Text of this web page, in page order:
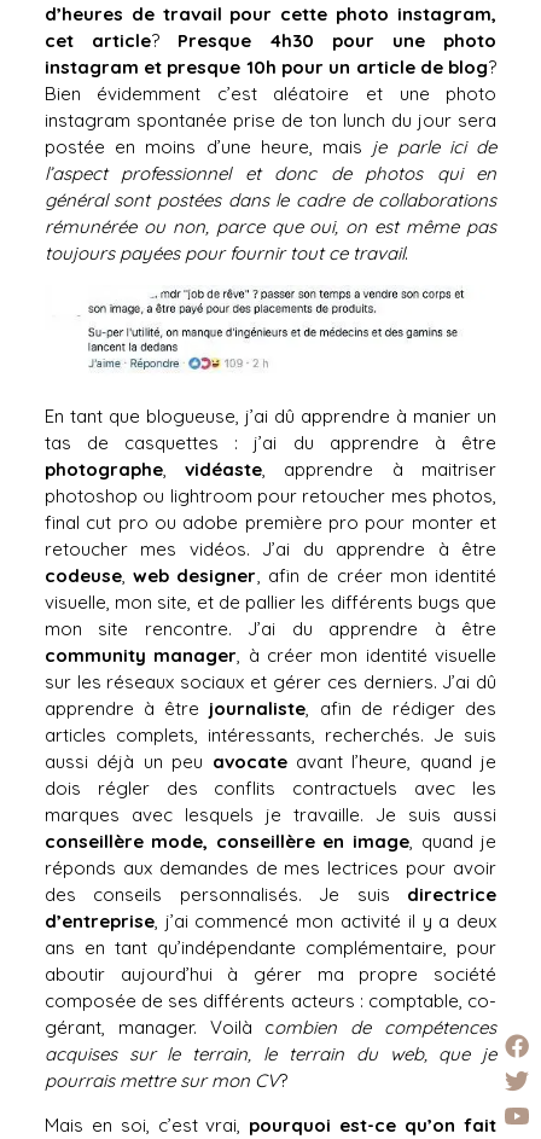
d’heures de travail pour cette photo instagram,
cet article? Presque 4h30 pour une photo
instagram et presque 10h pour un article de blog?
Bien évidemment c’est aléatoire et une photo
instagram spontanée prise de ton lunch du jour sera
postée en moins d’une heure, mais je parle ici de
l’aspect professionnel et donc de photos qui en
général sont postées dans le cadre de collaborations
rémunérée ou non, parce que oui, on est même pas
toujours payées pour fournir tout ce travail.
En tant que blogueuse, j’ai dû apprendre à manier un
tas de casquettes : j’ai du apprendre à être
photographe,vidéaste, apprendre à maitriser
photoshop ou lightroom pour retoucher mes photos,
final cut pro ou adobe première pro pour monter et
retoucher mes vidéos. J’ai du apprendre à être
codeuse,web designer, afin de créer mon identité
visuelle, mon site, et de pallier les différents bugs que
mon site rencontre. J’ai du apprendre à être
community manager, à créer mon identité visuelle
sur les réseaux sociaux et gérer ces derniers. J’ai dû
apprendre à être journaliste, afin de rédiger des
articles complets, intéressants, recherchés. Je suis
aussi déjà un peu avocateavant l’heure, quand je
dois régler des conflits contractuels avec les
marques avec lesquels je travaille. Je suis aussi
conseillère mode, conseillère en image, quand je
réponds aux demandes de mes lectrices pour avoir
des conseils personnalisés. Je suis directrice
d’entreprise, j’ai commencé mon activité il y a deux
ans en tant qu’indépendante complémentaire, pour
aboutir aujourd’hui à gérer ma propre société
composée de ses différents acteurs : comptable, co-
gérant, manager. Voilà combien de compétences
acquises sur le terrain, le terrain du web, que je
pourrais mettre sur mon CV?
Mais en soi, c’est vrai, pourquoi est-ce qu’on fait